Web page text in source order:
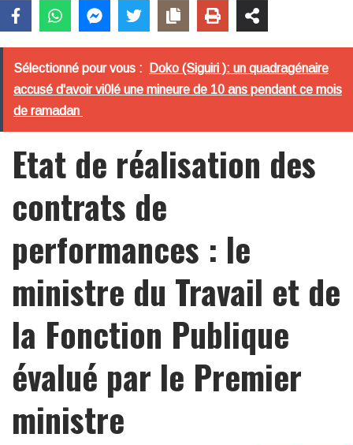
Sélectionné pour vous :
Doko (Siguiri ): un quadragénaire
accusé d'avoir vi0lé une mineure de 10 ans pendant ce mois
de ramadan
Etat de réalisation des
contrats de
performances : le
ministre du Travail et de
la Fonction Publique
évalué par le Premier
ministre